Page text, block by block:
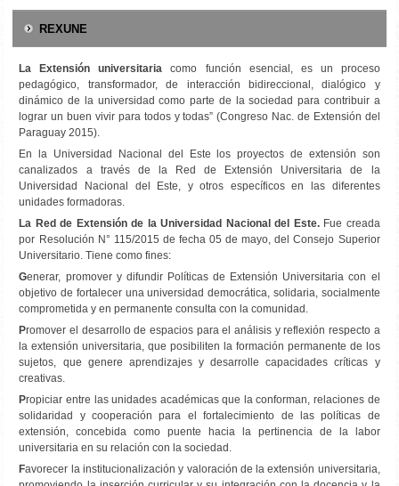
REXUNE
La Extensión universitaria como función esencial, es un proceso
pedagógico, transformador, de interacción bidireccional, dialógico y
dinámico de la universidad como parte de la sociedad para contribuir a
lograr un buen vivir para todos y todas” (Congreso Nac. de Extensión del
Paraguay 2015).
En la Universidad Nacional del Este los proyectos de extensión son
canalizados a través de la Red de Extensión Universitaria de la
Universidad Nacional del Este, y otros específicos en las diferentes
unidades formadoras.
La Red de Extensión de la Universidad Nacional del Este.Fue creada
por Resolución N° 115/2015 de fecha 05 de mayo, del Consejo Superior
Universitario. Tiene como fines:
Generar, promover y difundir Políticas de Extensión Universitaria con el
objetivo de fortalecer una universidad democrática, solidaria, socialmente
comprometida y en permanente consulta con la comunidad.
Promover el desarrollo de espacios para el análisis y reflexión respecto a
la extensión universitaria, que posibiliten la formación permanente de los
sujetos, que genere aprendizajes y desarrolle capacidades críticas y
creativas.
Propiciar entre las unidades académicas que la conforman, relaciones de
solidaridad y cooperación para el fortalecimiento de las políticas de
extensión, concebida como puente hacia la pertinencia de la labor
universitaria en su relación con la sociedad.
Favorecer la institucionalización y valoración de la extensión universitaria,